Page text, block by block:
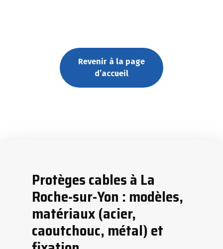
Revenir à la page
d’accueil
Protèges cables à La
Roche-sur-Yon : modèles,
matériaux (acier,
caoutchouc, métal) et